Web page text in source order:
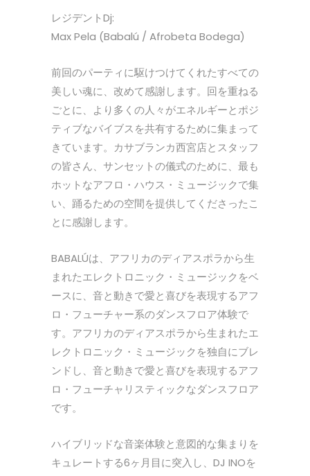
レジデントDj:
Max Pela (Babalú / Afrobeta Bodega)
前回のパーティに駆けつけてくれたすべての
美しい魂に、改めて感謝します。回を重ねる
ごとに、より多くの人々がエネルギーとポジ
ティブなバイブスを共有するために集まって
きています。カサブランカ西宮店とスタッフ
の皆さん、サンセットの儀式のために、最も
ホットなアフロ・ハウス・ミュージックで集
い、踊るための空間を提供してくださったこ
とに感謝します。
BABALÚは、アフリカのディアスポラから生
まれたエレクトロニック・ミュージックをベ
ースに、音と動きで愛と喜びを表現するアフ
ロ・フューチャー系のダンスフロア体験で
す。アフリカのディアスポラから生まれたエ
レクトロニック・ミュージックを独自にブレ
ンドし、音と動きで愛と喜びを表現するアフ
ロ・フューチャリスティックなダンスフロア
です。
ハイブリッドな音楽体験と意図的な集まりを
キュレートする6ヶ月目に突入し、DJ INOを